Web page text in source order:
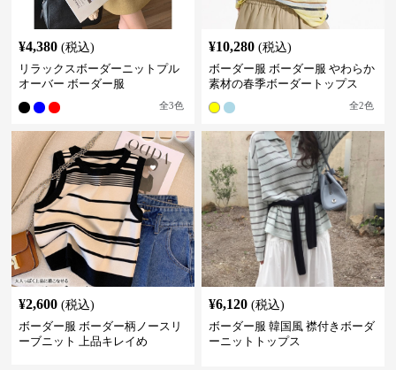
¥4,380 (税込)
リラックスボーダーニットプル
オーバー ボーダー服
全3色
¥10,280 (税込)
ボーダー服 ボーダー服 やわらか
素材の春季ボーダートップス
全2色
¥2,600 (税込)
ボーダー服 ボーダー柄ノースリ
ーブニット 上品キレイめ
¥6,120 (税込)
ボーダー服 韓国風 襟付きボーダ
ーニットトップス